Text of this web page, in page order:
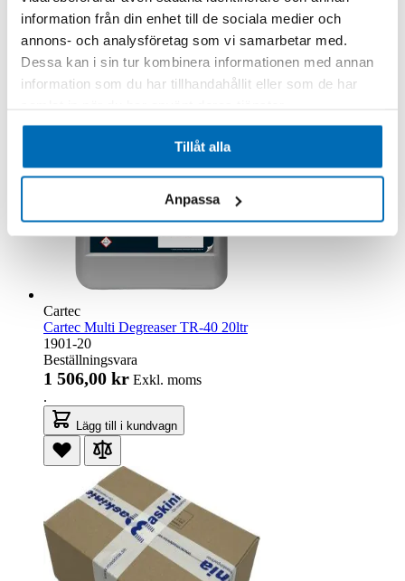
information från din enhet till de sociala medier och
annons- och analysföretag som vi samarbetar med.
Dessa kan i sin tur kombinera informationen med annan
information som du har tillhandahållit eller som de har
Tillåt alla
Anpassa
.
Lägg till i kundvagn
Cartec
Cartec Multi Degreaser TR-40 20ltr
1901-20
Beställningsvara
1 506,00 kr Exkl. moms
.
Lägg till i kundvagn